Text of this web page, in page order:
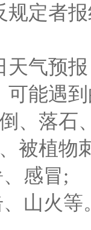
规定者
天气预报
可能遇
、落石
被植物
感冒;
山火等